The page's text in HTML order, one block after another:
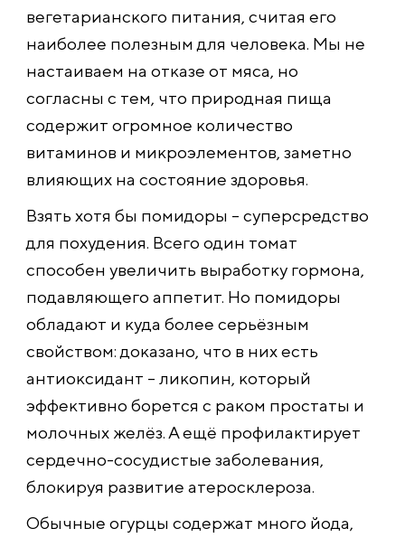
вегетарианского питания, считая его
наиболее полезным для человека. Мы не
настаиваем на отказе от мяса, но
согласны с тем, что природная пища
содержит огромное количество
витаминов и микроэлементов, заметно
влияющих на состояние здоровья.
Взять хотя бы помидоры – суперсредство
для похудения. Всего один томат
способен увеличить выработку гормона,
подавляющего аппетит. Но помидоры
обладают и куда более серьёзным
свойством: доказано, что в них есть
антиоксидант – ликопин, который
эффективно борется с раком простаты и
молочных желёз. А ещё профилактирует
сердечно-сосудистые заболевания,
блокируя развитие атеросклероза.
Обычные огурцы содержат много йода,